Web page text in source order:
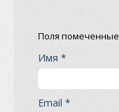
Поля
Имя *
Email *